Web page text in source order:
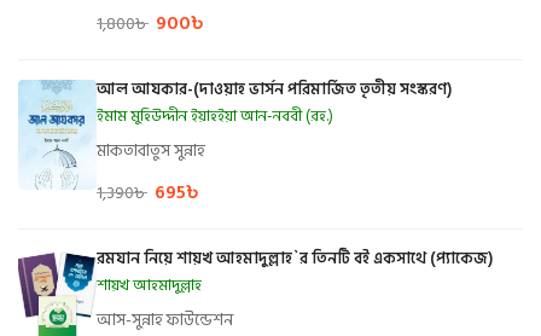
1,800৳ 900৳
আল আযকার-(দাওয়াহ ভার্সন পরিমার্জিত তৃতীয় সংস্করণ)
ইমাম মুহিউদ্দীন ইয়াহইয়া আন-নববী (রহ.)
মাকতাবাতুস সুন্নাহ
1,390৳ 695৳
রমযান নিয়ে শায়খ আহমাদুল্লাহ`র তিনটি বই একসাথে (প্যাকেজ)
শায়খ আহমাদুল্লাহ
আস-সুন্নাহ ফাউন্ডেশন